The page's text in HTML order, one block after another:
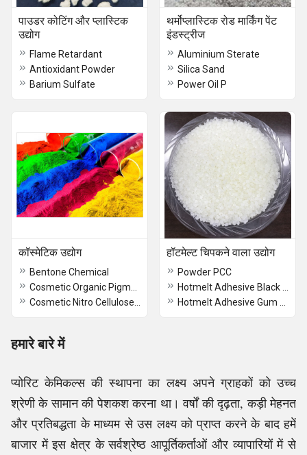
पाउडर कोटिंग और प्लास्टिक
उद्योग
Flame Retardant
Antioxidant Powder
Barium Sulfate
थर्मोप्लास्टिक रोड मार्किंग पेंट
इंडस्ट्रीज
Aluminium Sterate
Silica Sand
Power Oil P
कॉस्मेटिक उद्योग
Bentone Chemical
हॉटमेल्ट चिपकने वाला उद्योग
Powder PCC
हमारे बारे में
प्योरिट केमिकल्स की स्थापना का लक्ष्य अपने ग्राहकों को उच्च
श्रेणी के सामान की पेशकश करना था। वर्षों की दृढ़ता, कड़ी मेहनत
और प्रतिबद्धता के माध्यम से उस लक्ष्य को प्राप्त करने के बाद हमें
बाजार में इस क्षेत्र के सर्वश्रेष्ठ आपूर्तिकर्ताओं और व्यापारियों में से